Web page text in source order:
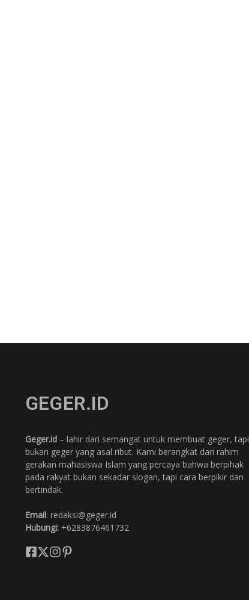
GEGER.ID
Geger.id – lahir dari semangat untuk membuat geger, tapi
bukan geger yang asal ribut. Kami berangkat dari rahim
gerakan mahasiswa Islam yang percaya bahwa berpihak
pada rakyat bukan sekadar slogan, tapi cara berpikir dan
bertindak.
Email: redaksi@geger.id
Hubungi: +6283876461732